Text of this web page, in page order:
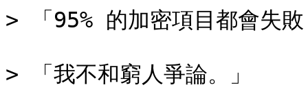
> 「95% 的加密項目都會失
> 「我不和窮人爭論。」